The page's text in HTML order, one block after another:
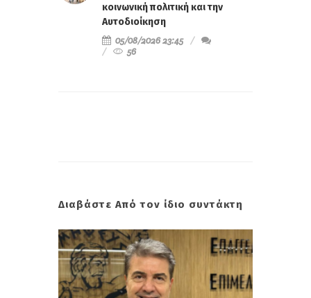
κοινωνική πολιτική και την
Αυτοδιοίκηση
05/08/2026 23:45
56
Διαβάστε Από τον ίδιο συντάκτη